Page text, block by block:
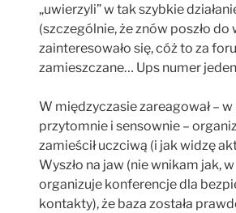
„uwierzyli” w tak szybkie
(szczególnie, że znów poszło
zainteresowało się, cóż to za
zamieszczane… Ups numer
W międzyczasie zareagował –
przytomnie i sensownie –
zamieścił uczciwą (i jak widzę
Wyszło na jaw (nie wnikam jak,
organizuje konferencje dla
kontakty), że baza została